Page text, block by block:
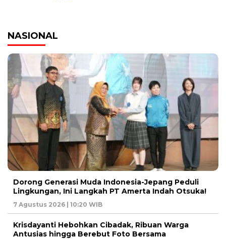
NASIONAL
Dorong Generasi Muda Indonesia-Jepang Peduli
Lingkungan, Ini Langkah PT Amerta Indah Otsuka!
7 Agustus 2026 | 10:20 WIB
Krisdayanti Hebohkan Cibadak, Ribuan Warga
Antusias hingga Berebut Foto Bersama